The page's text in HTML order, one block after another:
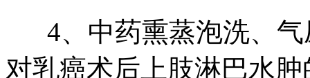
4、中药熏蒸泡洗、气
对乳癌术后上肢淋巴水